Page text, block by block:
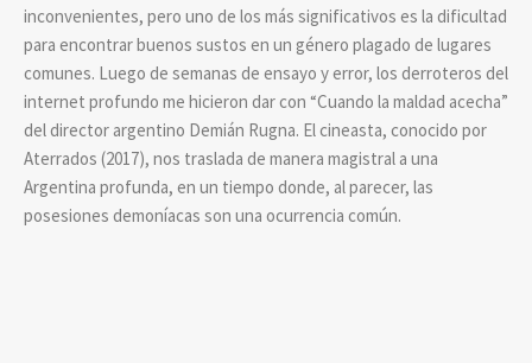
inconvenientes, pero uno de los más significativos es la dificultad
para encontrar buenos sustos en un género plagado de lugares
comunes. Luego de semanas de ensayo y error, los derroteros del
internet profundo me hicieron dar con “Cuando la maldad acecha”
del director argentino Demián Rugna. El cineasta, conocido por
Aterrados (2017), nos traslada de manera magistral a una
Argentina profunda, en un tiempo donde, al parecer, las
posesiones demoníacas son una ocurrencia común.